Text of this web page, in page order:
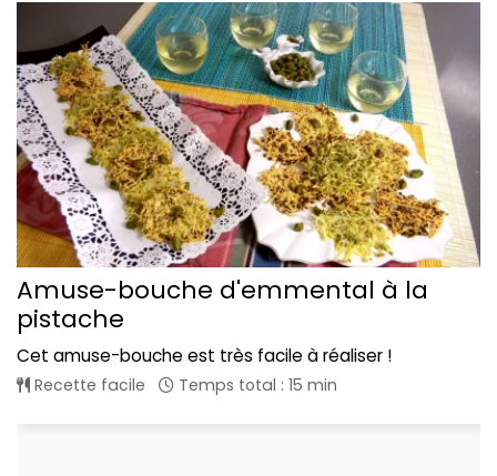
Amuse-bouche d'emmental à la
pistache
Cet amuse-bouche est très facile à réaliser !
Recette facile Temps total : 15 min